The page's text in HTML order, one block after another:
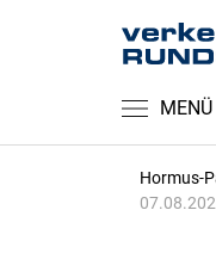
MENÜ
Hormus-